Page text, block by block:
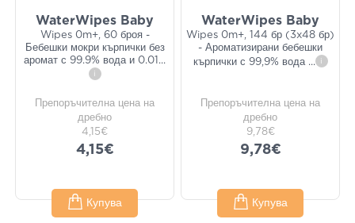
WaterWipes Baby
Wipes 0m+, 60 броя -
Бебешки мокри кърпички без
аромат с 99.9% вода и 0.01 ...
i
Препоръчителна цена на
дребно
4,15€
4,15€
Купува
WaterWipes Baby
Wipes 0m+, 144 бр (3x48 бр)
- Ароматизирани бебешки
кърпички с 99,9% вода ... i
Препоръчителна цена на
дребно
9,78€
9,78€
Купува